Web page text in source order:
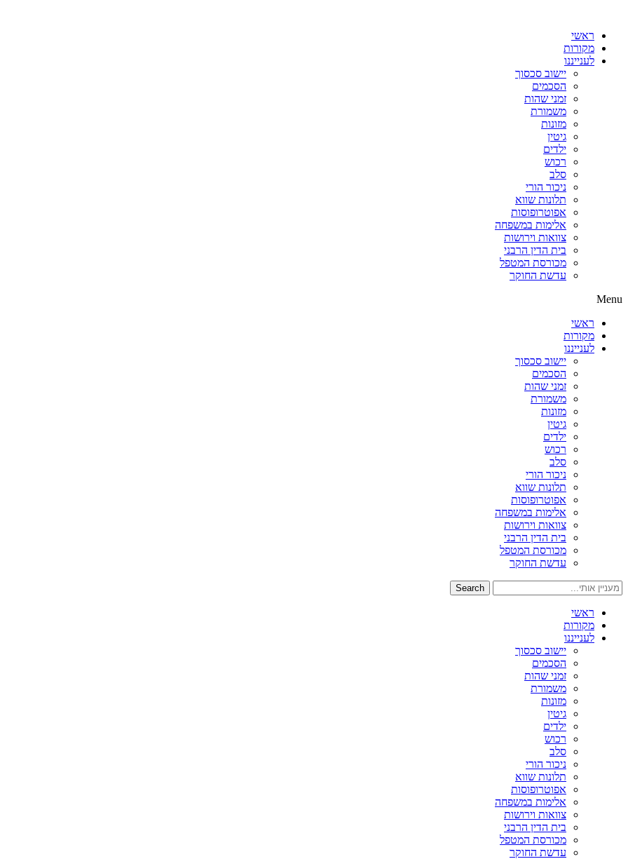
ראשי
מקורות
לענייננו
יישוב סכסוך
הסכמים
זמני שהות
משמורת
מזונות
גיטין
ילדים
רכוש
סלב
ניכור הורי
תלונות שווא
אפוטרופוסות
אלימות במשפחה
צוואות וירושות
בית הדין הרבני
מכורסת המטפל
עדשת החוקר
Menu
ראשי
מקורות
לענייננו
יישוב סכסוך
הסכמים
זמני שהות
משמורת
מזונות
גיטין
ילדים
רכוש
סלב
ניכור הורי
תלונות שווא
אפוטרופוסות
אלימות במשפחה
צוואות וירושות
בית הדין הרבני
מכורסת המטפל
עדשת החוקר
Search
ראשי
מקורות
לענייננו
יישוב סכסוך
הסכמים
זמני שהות
משמורת
מזונות
גיטין
ילדים
רכוש
סלב
ניכור הורי
תלונות שווא
אפוטרופוסות
אלימות במשפחה
צוואות וירושות
בית הדין הרבני
מכורסת המטפל
עדשת החוקר